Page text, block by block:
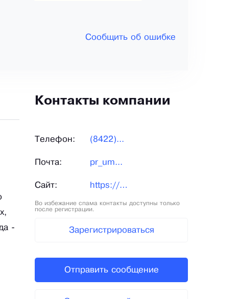
Сообщить об ошибке
-
Контакты компании
Телефон: (8422)...
Почта: pr_um...
Сайт: https://umz-uln.ru/
Во избежание спама контакты доступны только
после регистрации.
Зарегистрироваться
Отправить сообщение